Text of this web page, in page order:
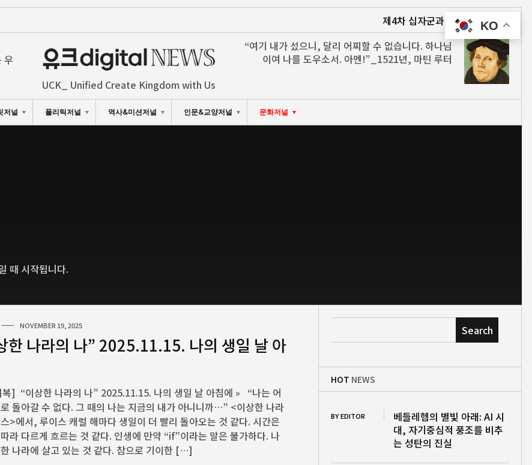
제4차 십자군과 인류 최대의 문명 파괴
우
UCK_ Unified Create Kingdom with Us
“여기 내가 섰으니, 달리 어찌할 수 없습니다. 하나님
이여 나를 도우소서. 아멘!”_1521년, 마틴 루터
저널 폴리틱저널 역사&미션저널 인문&교양저널 문화저널
때 시작됩니다.
NOVEMBER 19, 2025
한 나라의 나” 2025.11.15. 나의 생일 날 아
] “이상한 나라의 나” 2025.11.15. 나의 생일 날 아침에 » “나는 어
돌아갈 수 없다. 그 때의 나는 지금의 내가 아니니까…” <이상한 나라
>에서, 루이스 캐럴 해마다 생일이 더 빨리 돌아오는 것 같다. 시간은
라 다르게 흐르는 것 같다. 인생에 만약 “if”이라는 말은 불가하다. 나
나라에 살고 있는 것 같다. 참으로 기이한 […]
Search
HOT NEWS
BY EDITOR
베들레헴의 별빛 아래: AI 시
대, 자기중심적 풍조를 비추
는 성탄의 진실
KO